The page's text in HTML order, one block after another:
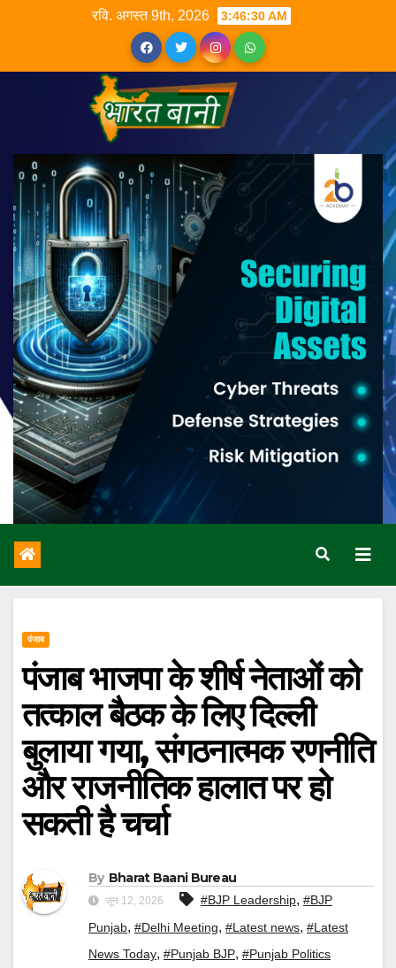
रवि. अगस्त 9th, 2026 3:46:31 AM
पंजाब
पंजाब भाजपा के शीर्ष नेताओं को
तत्काल बैठक के लिए दिल्ली
बुलाया गया, संगठनात्मक रणनीति
और राजनीतिक हालात पर हो
सकती है चर्चा
By Bharat Baani Bureau
जून 12, 2026 #BJP Leadership, #BJP
Punjab, #Delhi Meeting, #Latest news, #Latest
News Today, #Punjab BJP, #Punjab Politics